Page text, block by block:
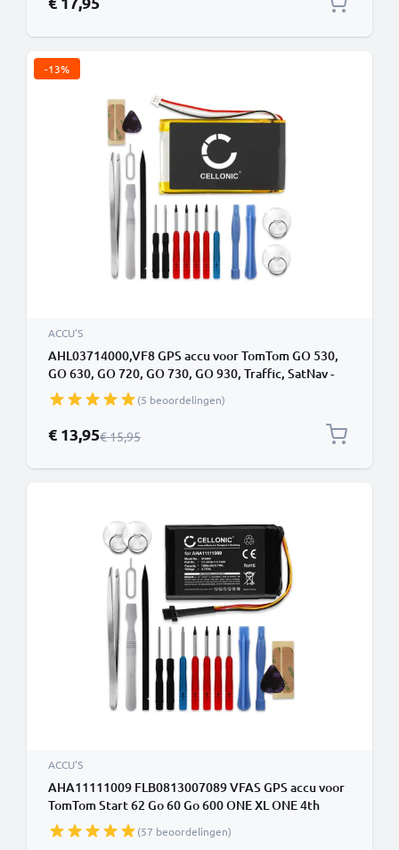
-13%
ACCU'S
AHL03714000,VF8 GPS accu voor TomTom GO 530,
GO 630, GO 720, GO 730, GO 930, Traffic, SatNav -
1300mAh + Schroevendraaier-set vervangende
batterij navigatie
(5 beoordelingen)
Speciale prijs
€ 13,95Normale prijs
€ 15,95
ACCU'S
AHA11111009 FLB0813007089 VFAS GPS accu voor
TomTom Start 62 Go 60 Go 600 ONE XL ONE 4th
Edition XXL 540 - 1200mAh + Gereedschapsset 17dlg
vervangende batterij navigatie
(57 beoordelingen)